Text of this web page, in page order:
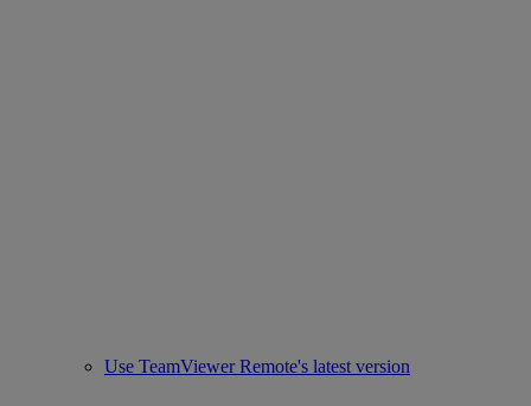
Use TeamViewer Remote's latest version